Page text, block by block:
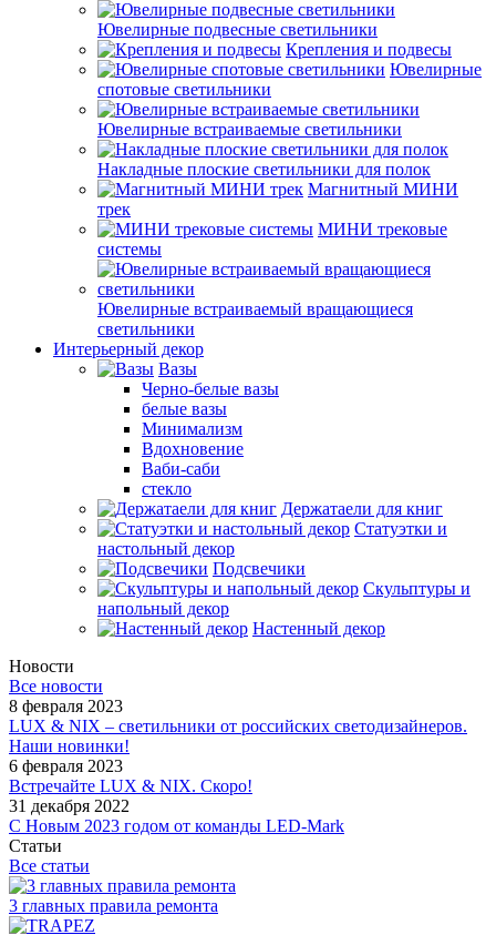
Ювелирные подвесные светильники
Крепления и подвесы
Ювелирные
спотовые светильники
Ювелирные встраиваемые светильники
Накладные плоские светильники для полок
Магнитный МИНИ
трек
МИНИ трековые
системы
Ювелирные встраиваемый вращающиеся
светильники
Интерьерный декор
Вазы
Черно-белые вазы
белые вазы
Минимализм
Вдохновение
Ваби-саби
стекло
Держатаели для книг
Статуэтки и
настольный декор
Подсвечики
Скульптуры и
напольный декор
Настенный декор
Новости
Все новости
8 февраля 2023
LUX & NIX – светильники от российских светодизайнеров.
Наши новинки!
6 февраля 2023
Встречайте LUX & NIX. Скоро!
31 декабря 2022
С Новым 2023 годом от команды LED-Mark
Статьи
Все статьи
3 главных правила ремонта